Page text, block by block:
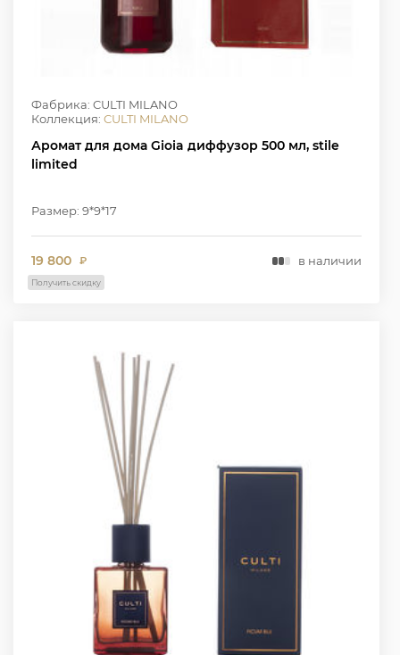
Фабрика: CULTI MILANO
Коллекция: CULTI MILANO
Аромат для дома Gioia диффузор 500 мл, stile
limited
Размер: 9*9*17
19 800 ₽ в наличии
Получить скидку